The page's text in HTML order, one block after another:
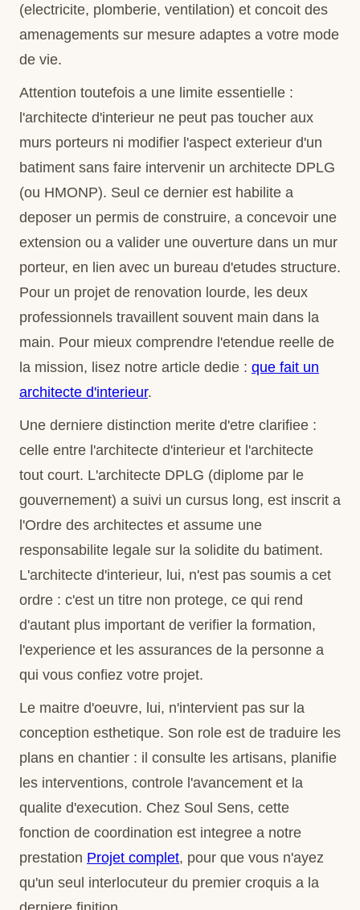
(electricite, plomberie, ventilation) et concoit des
amenagements sur mesure adaptes a votre mode
de vie.
Attention toutefois a une limite essentielle :
l'architecte d'interieur ne peut pas toucher aux
murs porteurs ni modifier l'aspect exterieur d'un
batiment sans faire intervenir un architecte DPLG
(ou HMONP). Seul ce dernier est habilite a
deposer un permis de construire, a concevoir une
extension ou a valider une ouverture dans un mur
porteur, en lien avec un bureau d'etudes structure.
Pour un projet de renovation lourde, les deux
professionnels travaillent souvent main dans la
main. Pour mieux comprendre l'etendue reelle de
la mission, lisez notre article dedie : que fait un
architecte d'interieur.
Une derniere distinction merite d'etre clarifiee :
celle entre l'architecte d'interieur et l'architecte
tout court. L'architecte DPLG (diplome par le
gouvernement) a suivi un cursus long, est inscrit a
l'Ordre des architectes et assume une
responsabilite legale sur la solidite du batiment.
L'architecte d'interieur, lui, n'est pas soumis a cet
ordre : c'est un titre non protege, ce qui rend
d'autant plus important de verifier la formation,
l'experience et les assurances de la personne a
qui vous confiez votre projet.
Le maitre d'oeuvre, lui, n'intervient pas sur la
conception esthetique. Son role est de traduire les
plans en chantier : il consulte les artisans, planifie
les interventions, controle l'avancement et la
qualite d'execution. Chez Soul Sens, cette
fonction de coordination est integree a notre
prestation Projet complet, pour que vous n'ayez
qu'un seul interlocuteur du premier croquis a la